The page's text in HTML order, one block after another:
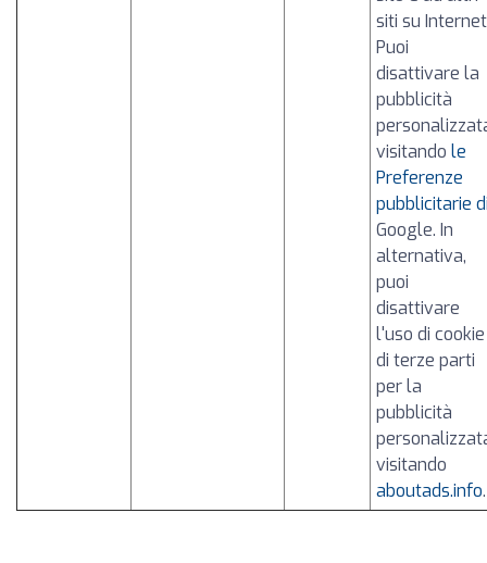
siti su
Puoi
disattivare la
pubblicità
visitando le
Preferenze
pubblicitarie
Google. In
alternativa,
puoi
disattivare
l'uso di cookie
di terze parti
per la
pubblicità
visitando
aboutads.info.